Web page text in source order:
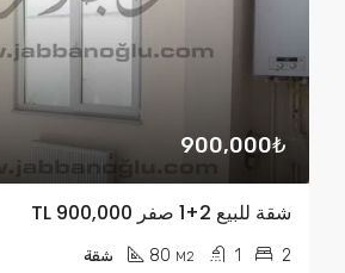
900,000₺
شقة للبيع 2+1 صفر TL 900,000
2
1
80 M2 شقة